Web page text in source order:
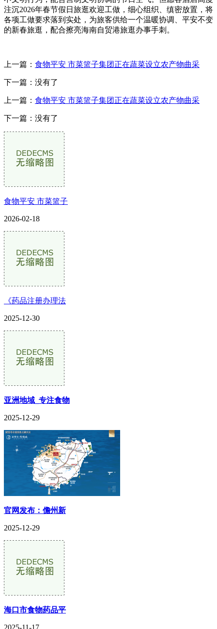
注沉2026年春节假日旅逛欢迎工做，细心组织、缜密放置，将
各项工做要求落到实处，为旅客供给一个温暖协调、平安不变
的新春旅逛，配合擦亮海南自贸港旅逛办事手刺。
上一篇： 食物平安 市菜篮子集团正在蔬菜设立农产物曲采
下一篇：没有了
上一篇： 食物平安 市菜篮子集团正在蔬菜设立农产物曲采
下一篇：没有了
食物平安 市菜篮子
2026-02-18
《药品注册办理法
2025-12-30
亚洲地域_专注食物
2025-12-29
官网发布：儋州新
2025-12-29
海口市食物药品平
2025-11-17